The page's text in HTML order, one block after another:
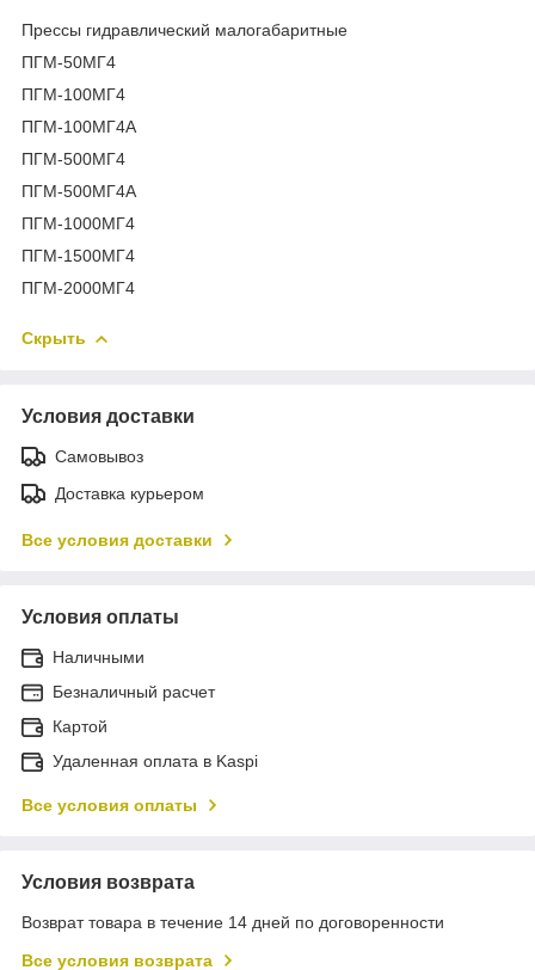
Прессы гидравлический малогабаритные
ПГМ-50МГ4
ПГМ-100МГ4
ПГМ-100МГ4А
ПГМ-500МГ4
ПГМ-500МГ4А
ПГМ-1000МГ4
ПГМ-1500МГ4
ПГМ-2000МГ4
Скрыть
Условия доставки
Самовывоз
Доставка курьером
Все условия доставки
Условия оплаты
Наличными
Безналичный расчет
Картой
Удаленная оплата в Kaspi
Все условия оплаты
Условия возврата
Возврат товара в течение 14 дней по договоренности
Все условия возврата